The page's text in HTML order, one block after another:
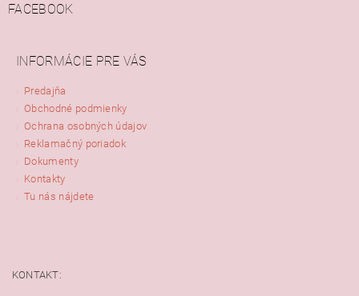
FACEBOOK
INFORMÁCIE PRE VÁS
Predajňa
Obchodné podmienky
Ochrana osobných údajov
Reklamačný poriadok
Dokumenty
Kontakty
Tu nás nájdete
KONTAKT: